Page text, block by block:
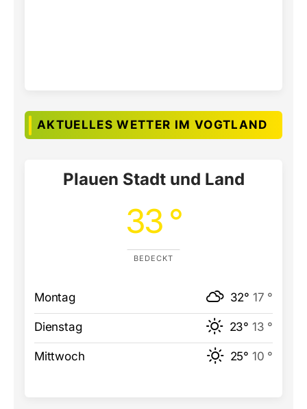
AKTUELLES WETTER IM VOGTLAND
Plauen Stadt und Land
33 °
BEDECKT
Montag 32° 17 °
Dienstag 23° 13 °
Mittwoch 25° 10 °